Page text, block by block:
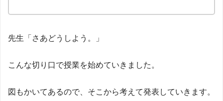
先生「さあどうしよう。」
こんな切り口で授業を始めていきました。
図もかいてあるので、そこから考えて発表していきます。